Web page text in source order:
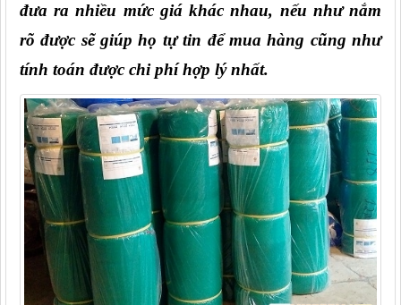
đưa ra nhiều mức giá khác nhau, nếu như nắm
rõ được sẽ giúp họ tự tin để mua hàng cũng như
tính toán được chi phí hợp lý nhất.